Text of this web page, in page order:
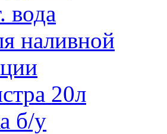
вода
наливной
20л
б/у